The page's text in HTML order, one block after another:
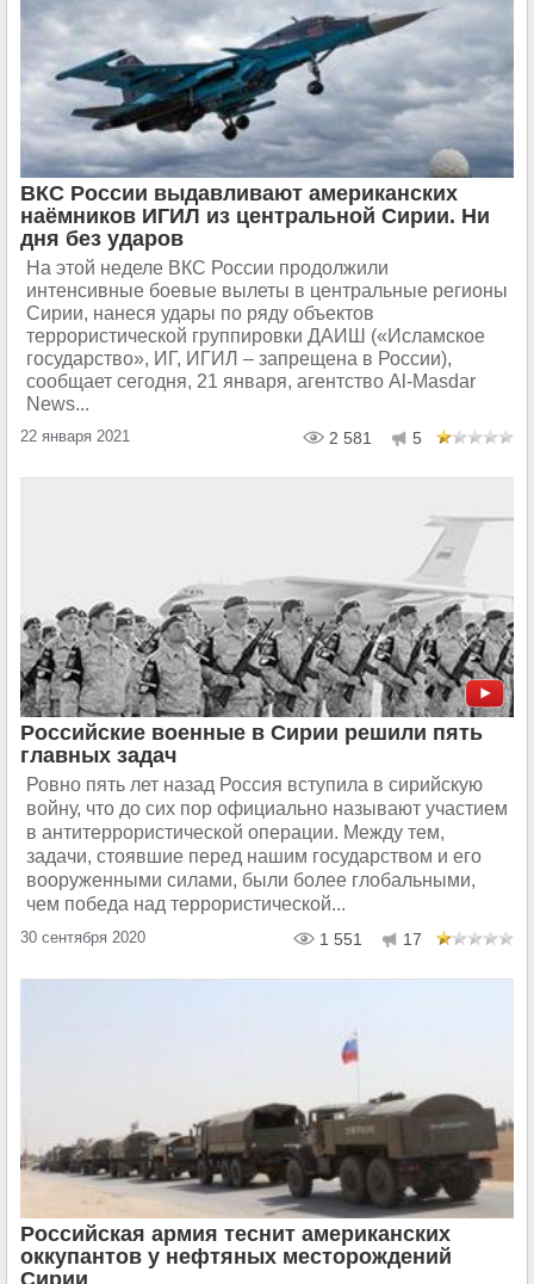
ВКС России выдавливают американских
наёмников ИГИЛ из центральной Сирии. Ни
дня без ударов
На этой неделе ВКС России продолжили
интенсивные боевые вылеты в центральные регионы
Сирии, нанеся удары по ряду объектов
террористической группировки ДАИШ («Исламское
государство», ИГ, ИГИЛ – запрещена в России),
сообщает сегодня, 21 января, агентство Al-Masdar
News...
22 января 2021 2 581 5
Российские военные в Сирии решили пять
главных задач
Ровно пять лет назад Россия вступила в сирийскую
войну, что до сих пор официально называют участием
в антитеррористической операции. Между тем,
задачи, стоявшие перед нашим государством и его
вооруженными силами, были более глобальными,
чем победа над террористической...
30 сентября 2020 1 551 17
Российская армия теснит американских
оккупантов у нефтяных месторождений
Сирии